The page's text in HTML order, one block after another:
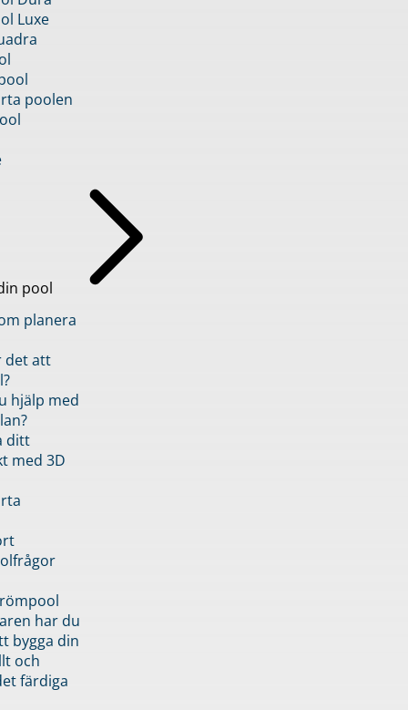
Luxe
poolen
pool
planera
det att
hjälp med
ditt
med 3D
har du
bygga din
och
färdiga